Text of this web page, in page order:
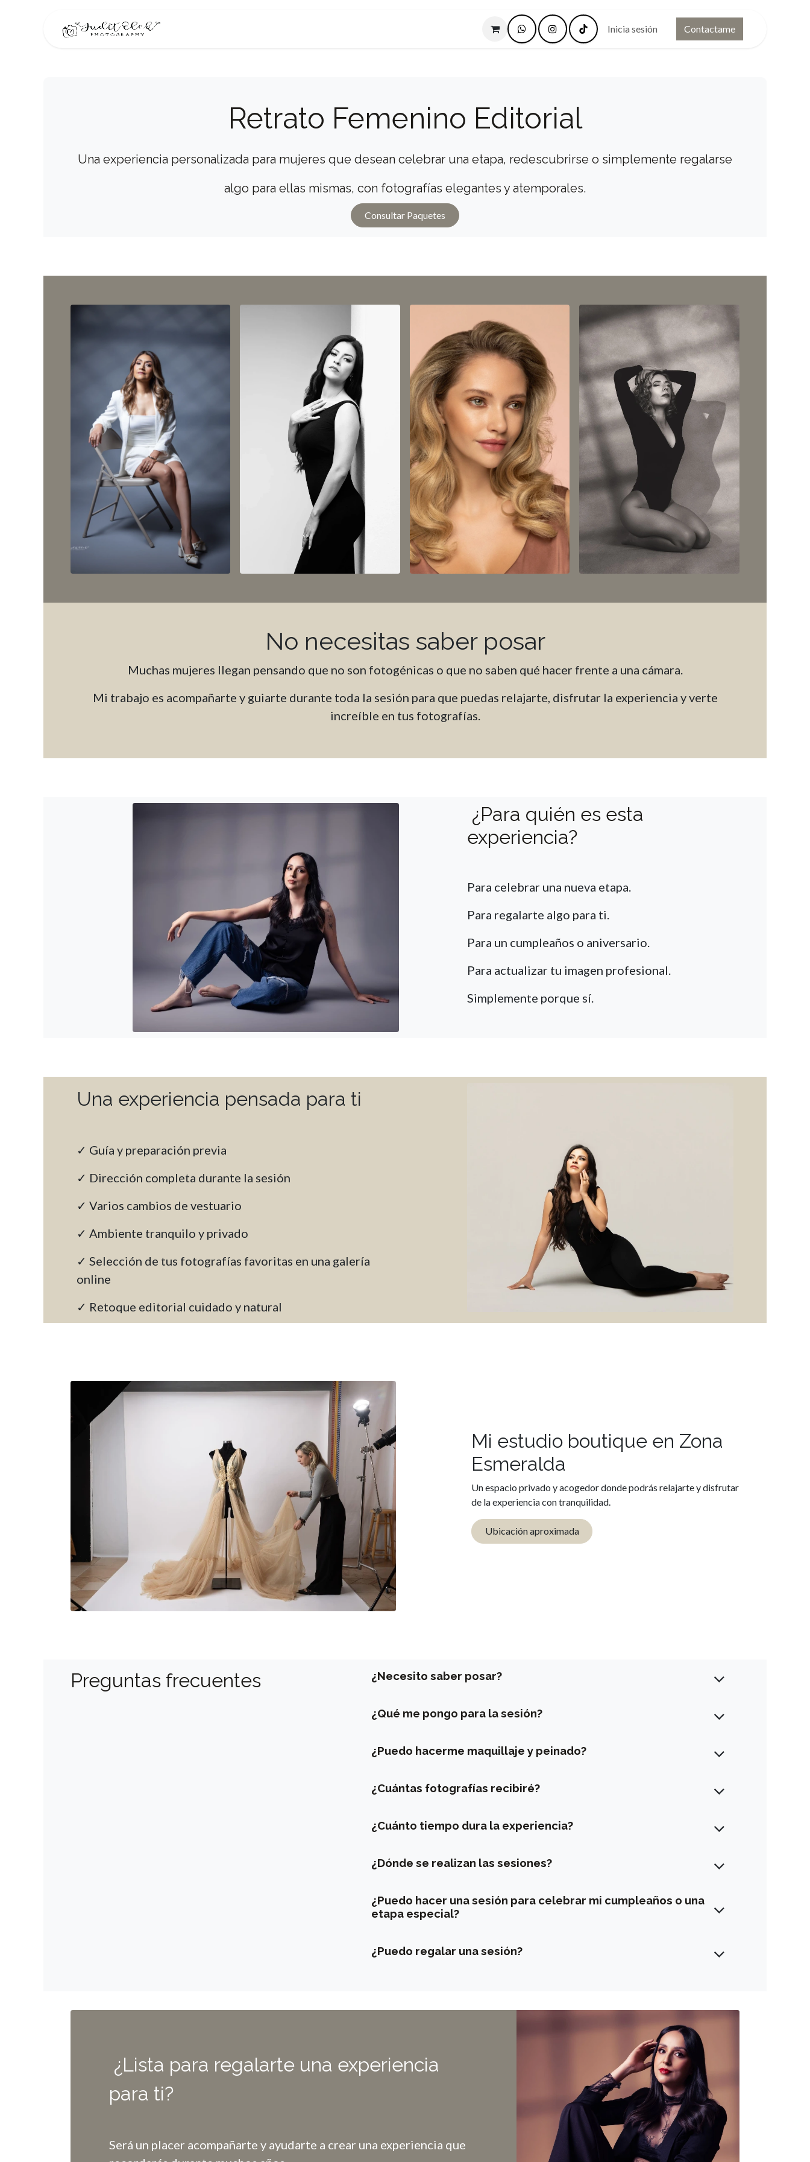
Acerca de mí Blog FAQ ContactoInicia sesión Contactame
Retrato Femenino Editorial
Una experiencia personalizada para mujeres que desean celebrar una etapa, redescubrirse o simplemente regalarse
algo para ellas mismas, con fotografías elegantes y atemporales.
Consultar Paquetes
No necesitas saber posar
Muchas mujeres llegan pensando que no son fotogénicas o que no saben qué hacer frente a una cámara.
Mi trabajo es acompañarte y guiarte durante toda la sesión para que puedas relajarte, disfrutar la experiencia y verte
increíble en tus fotografías.
¿Para quién es esta
experiencia?
Para celebrar una nueva etapa.
Para regalarte algo para ti.
Para un cumpleaños o aniversario.
Para actualizar tu imagen profesional.
Simplemente porque sí.
Una experiencia pensada para ti
✓ Guía y preparación previa
✓ Dirección completa durante la sesión
✓ Varios cambios de vestuario
✓ Ambiente tranquilo y privado
✓ Selección de tus fotografías favoritas en una galería
online
✓ Retoque editorial cuidado y natural
Mi estudio boutique en Zona
Esmeralda
Un espacio privado y acogedor donde podrás relajarte y disfrutar
de la experiencia con tranquilidad.
Ubicación aproximada
Preguntas frecuentes ¿Necesito saber posar?
¿Qué me pongo para la sesión?
¿Puedo hacerme maquillaje y peinado?
¿Cuántas fotografías recibiré?
¿Cuánto tiempo dura la experiencia?
¿Dónde se realizan las sesiones?
¿Puedo hacer una sesión para celebrar mi cumpleaños o una
etapa especial?
¿Puedo regalar una sesión?
¿Lista para regalarte una experiencia
para ti?
Será un placer acompañarte y ayudarte a crear una experiencia que